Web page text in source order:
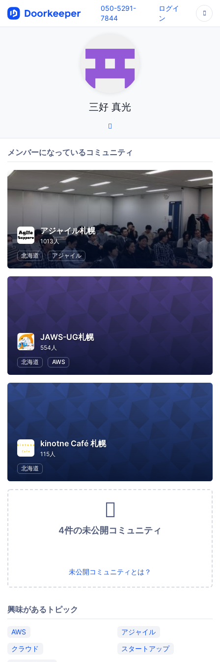
050-5291-
7844
ログイ
ン
三好 真光
メンバーになっているコミュニティ
アジャイル札幌
1013人
北海道
アジャイル
JAWS-UG札幌
554人
北海道
AWS
kinotne Café 札幌
115人
北海道
4件の未公開コミュニティ
未公開コミュニティとは？
興味があるトピック
AWS
アジャイル
クラウド
スタートアップ